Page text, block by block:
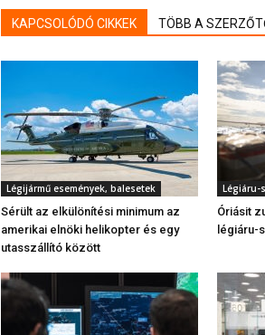
KAPCSOLÓDÓ CIKKEK TÖBB A
Légijármű események, balesetek
Sérült az elkülönítési minimum az
amerikai elnöki helikopter és egy
utasszállító között
Légiáru-
Óriásit
légiáru-